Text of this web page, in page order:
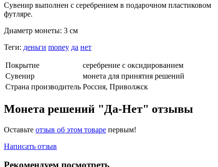
Сувенир выполнен с серебрением в подарочном пластиковом
футляре.
Диаметр монеты: 3 см
Теги: деньги money да нет
Покрытие
серебрение с оксидированием
Сувенир
монета для принятия решений
Страна производитель Россия, Приволжск
Монета решений "Да-Нет" отзывы
Оставьте отзыв об этом товаре первым!
Написать отзыв